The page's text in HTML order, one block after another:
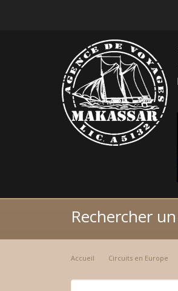
Rechercher
Accueil Circuits en Europe